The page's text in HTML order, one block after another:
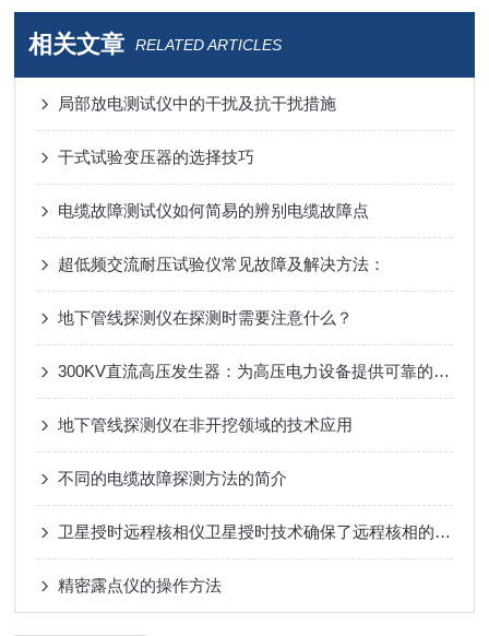
相关文章 RELATED ARTICLES
局部放电测试仪中的干扰及抗干扰措施
干式试验变压器的选择技巧
电缆故障测试仪如何简易的辨别电缆故障点
超低频交流耐压试验仪常见故障及解决方法：
地下管线探测仪在探测时需要注意什么？
300KV直流高压发生器：为高压电力设备提供可靠的测试解决方案
地下管线探测仪在非开挖领域的技术应用
不同的电缆故障探测方法的简介
卫星授时远程核相仪卫星授时技术确保了远程核相的准确性和可靠性
精密露点仪的操作方法